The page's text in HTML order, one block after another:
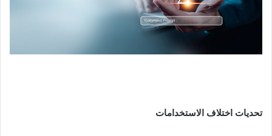
تحديات اختلاف الاستخدامات